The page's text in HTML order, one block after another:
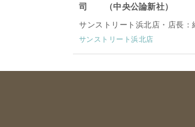
司 （中央公論新社）
サンストリート浜北店・店長：
サンストリート浜北店